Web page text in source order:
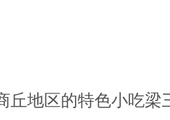
丘地区的特色小吃梁